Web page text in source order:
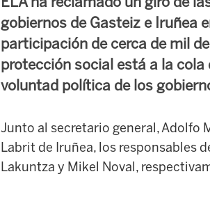
gobiernos de Gasteiz e Iruñea
participación de cerca de mil
protección social está a la
voluntad política de los
Junto al secretario general, Adolfo
Labrit de Iruñea, los responsables
Lakuntza y Mikel Noval,